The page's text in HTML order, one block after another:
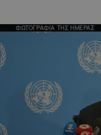
ΦΩΤΟΓΡΑΦΙΑ ΤΗΣ ΗΜΕΡΑΣ